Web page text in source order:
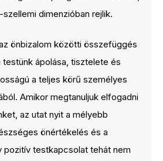
dimenzióban rejlik.
önbizalom közötti összefüggés
testünk ápolása, tisztelete és
a teljes körű személyes
Amikor megtanuljuk elfogadni
az utat nyit a mélyebb
önértékelés és a
pozitív testkapcsolat tehát nem